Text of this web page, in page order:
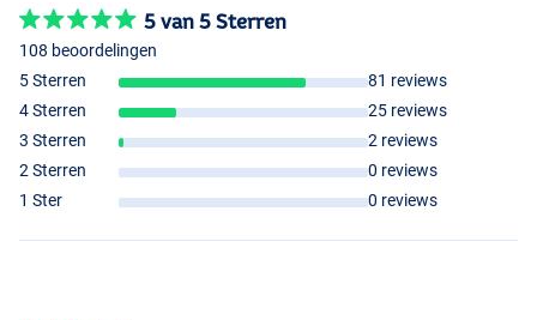
5 van 5 Sterren
108 beoordelingen
5 Sterren
81 reviews
4 Sterren
25 reviews
3 Sterren
2 reviews
2 Sterren
0 reviews
1 Ster
0 reviews